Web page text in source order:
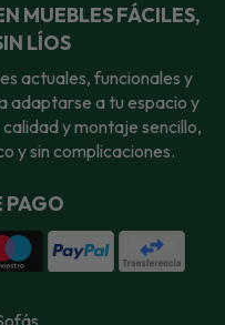
MUEBLES FÁCILES,
LÍOS
actuales, funcionales y
adaptarse a tu espacio y
y montaje sencillo,
y sin complicaciones.
PAGO